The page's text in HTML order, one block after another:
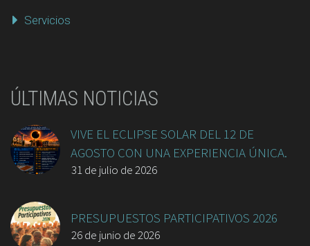
Servicios
ÚLTIMAS NOTICIAS
VIVE EL ECLIPSE SOLAR DEL 12 DE
AGOSTO CON UNA EXPERIENCIA ÚNICA.
31 de julio de 2026
PRESUPUESTOS PARTICIPATIVOS 2026
26 de junio de 2026